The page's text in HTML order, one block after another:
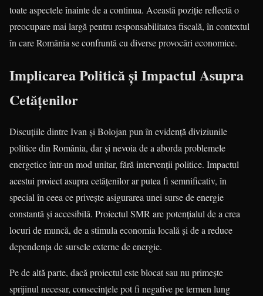
toate aspectele înainte de a continua. Această poziție reflectă o
preocupare mai largă pentru responsabilitatea fiscală, în contextul
în care România se confruntă cu diverse provocări economice.
Implicarea Politică și Impactul Asupra
Cetățenilor
Discuțiile dintre Ivan și Bolojan pun în evidență diviziunile
politice din România, dar și nevoia de a aborda problemele
energetice într-un mod unitar, fără intervenții politice. Impactul
acestui proiect asupra cetățenilor ar putea fi semnificativ, în
special în ceea ce privește asigurarea unei surse de energie
constantă și accesibilă. Proiectul SMR are potențialul de a crea
locuri de muncă, de a stimula economia locală și de a reduce
dependența de sursele externe de energie.
Pe de altă parte, dacă proiectul este blocat sau nu primește
sprijinul necesar, consecințele pot fi negative pe termen lung